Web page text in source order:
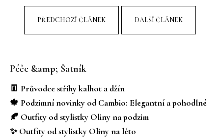
PŘEDCHOZÍ ČLÁNEK DALŠÍ ČLÁNEK
Péče &amp; Šatník
👖 Průvodce střihy kalhot a džín
🍁 Podzimní novinky od Cambio: Elegantní a pohodlné
🍂 Outfity od stylistky Oliny na podzim
✨ Outfity od stylistky Oliny na léto